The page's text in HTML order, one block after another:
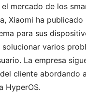
mercado de los
Xiaomi ha
para sus
varios
La empresa
cliente abordando
HyperOS.